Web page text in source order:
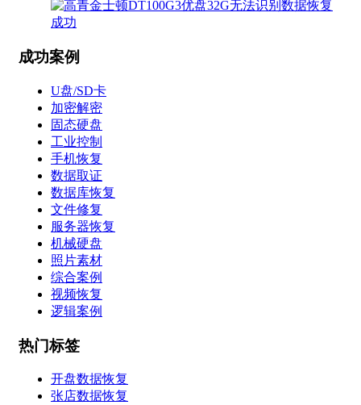
成功案例
U盘/SD卡
加密解密
固态硬盘
工业控制
手机恢复
数据取证
数据库恢复
文件修复
服务器恢复
机械硬盘
照片素材
综合案例
视频恢复
逻辑案例
热门标签
开盘数据恢复
张店数据恢复